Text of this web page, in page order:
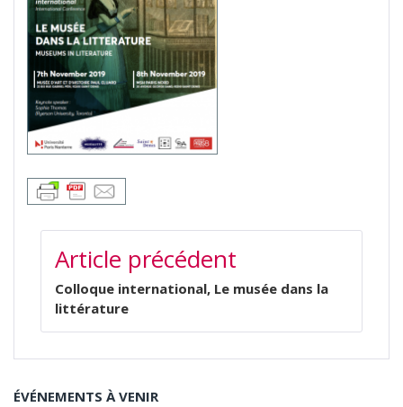
NAVIGATION
DE
L’ARTICLE
Article précédent
Colloque international, Le musée dans la
littérature
ÉVÉNEMENTS À VENIR